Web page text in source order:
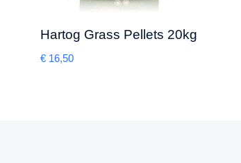
Hartog Grass Pellets 20kg
€ 16,50